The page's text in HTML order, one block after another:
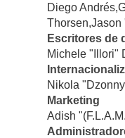
Diego
Escritores de
Michele "Illori"
Nikola
Marketing
Adish